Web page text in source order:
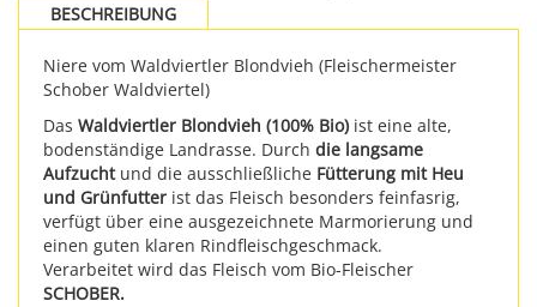
BESCHREIBUNG
Niere vom Waldviertler Blondvieh (Fleischermeister
Schober Waldviertel)
Das Waldviertler Blondvieh (100% Bio) ist eine alte,
bodenständige Landrasse. Durch die langsame
Aufzucht und die ausschließliche Fütterung mit Heu
und Grünfutter ist das Fleisch besonders feinfasrig,
verfügt über eine ausgezeichnete Marmorierung und
einen guten klaren Rindfleischgeschmack.
Verarbeitet wird das Fleisch vom Bio-Fleischer
SCHOBER.